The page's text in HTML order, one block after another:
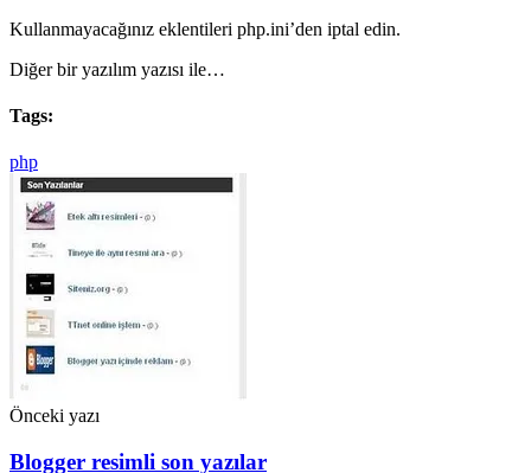
Kullanmayacağınız eklentileri php.ini’den iptal edin.
Diğer bir yazılım yazısı ile…
Tags:
php
Önceki yazı
Blogger resimli son yazılar